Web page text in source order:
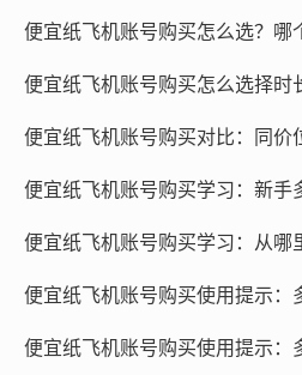
纸飞机账号购买, 在线购买tg账
便宜纸飞机账号购买对比：同价